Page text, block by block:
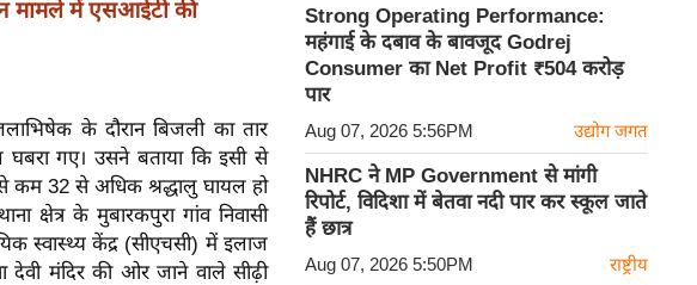
मामले में एसआईटी की
के दौरान बिजली का तार
गए। उसने बताया कि इसी से
कम 32 से अधिक श्रद्धालु घायल हो
क्षेत्र के मुबारकपुरा गांव निवासी
स्वास्थ्य केंद्र (सीएचसी) में इलाज
देवी मंदिर की ओर जाने वाले सीढ़ी
Strong Operating Performance:
महंगाई के दबाव के बावजूद Godrej
Consumer का Net Profit ₹504 करोड़
पार
Aug 07, 2026 5:56PM उद्योग जगत
NHRC ने MP Government से मांगी
रिपोर्ट, विदिशा में बेतवा नदी पार कर स्कूल जाते
हैं छात्र
Aug 07, 2026 5:50PM राष्ट्रीय